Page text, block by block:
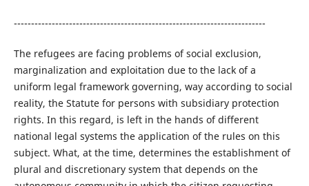
-------------------------------------------------------------------------
The refugees are facing problems of social exclusion,
marginalization and exploitation due to the lack of a
uniform legal framework governing, way according to social
reality, the Statute for persons with subsidiary protection
rights. In this regard, is left in the hands of different
national legal systems the application of the rules on this
subject. What, at the time, determines the establishment of
plural and discretionary system that depends on the